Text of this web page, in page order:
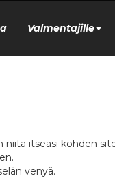
Valmentajille
itseäsi kohden
venyä.